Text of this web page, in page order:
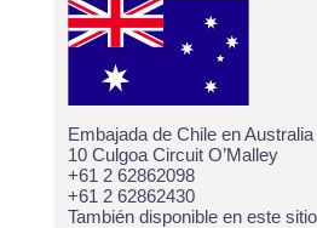
Embajada de Chile en
10 Culgoa Circuit O’Malley
+61 2 62862098
+61 2 62862430
También disponibleen este